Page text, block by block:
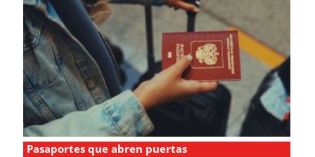
Pasaportes que abren puertas